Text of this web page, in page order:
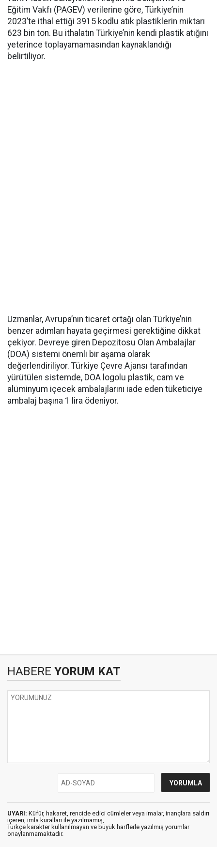
Eğitim Vakfı (PAGEV) verilerine göre, Türkiye’nin
2023’te ithal ettiği 3915 kodlu atık plastiklerin miktarı
623 bin ton. Bu ithalatın Türkiye’nin kendi plastik atığını
yeterince toplayamamasından kaynaklandığı
belirtiliyor.
Uzmanlar, Avrupa’nın ticaret ortağı olan Türkiye’nin
benzer adımları hayata geçirmesi gerektiğine dikkat
çekiyor. Devreye giren Depozitosu Olan Ambalajlar
(DOA) sistemi önemli bir aşama olarak
değerlendiriliyor. Türkiye Çevre Ajansı tarafından
yürütülen sistemde, DOA logolu plastik, cam ve
alüminyum içecek ambalajlarını iade eden tüketiciye
ambalaj başına 1 lira ödeniyor.
HABERE YORUM KAT
UYARI: Küfür, hakaret, rencide edici cümleler veya imalar, inançlara saldırı
içeren, imla kuralları ile yazılmamış,
Türkçe karakter kullanılmayan ve büyük harflerle yazılmış yorumlar
onaylanmamaktadır.